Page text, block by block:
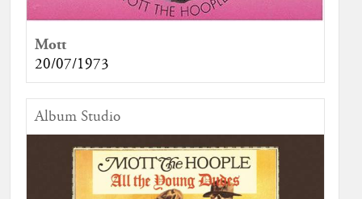
Mott
20/07/1973
Album Studio